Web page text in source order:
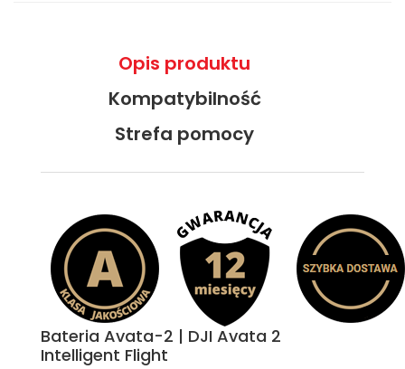
Opis produktu
Kompatybilność
Strefa pomocy
Bateria Avata-2 | DJI Avata 2
Intelligent Flight